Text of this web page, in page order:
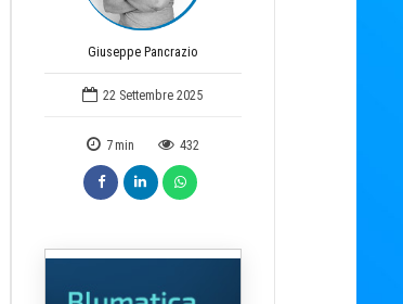
Giuseppe Pancrazio
22 Settembre 2025
7 min 432